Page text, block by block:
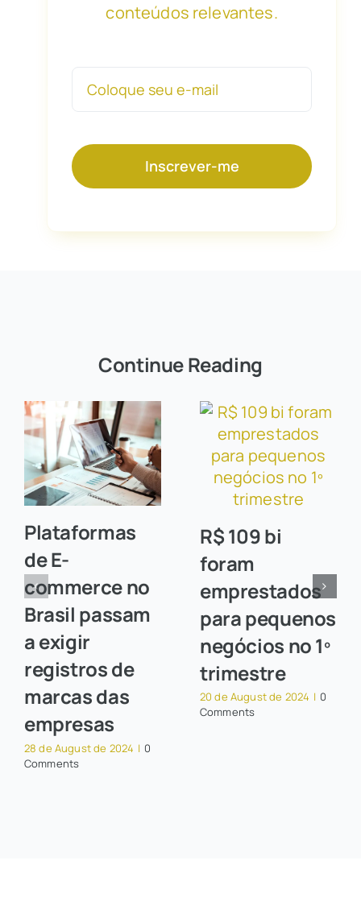
conteúdos relevantes.
Inscrever-me
Continue Reading
Plataformas
de E-
commerce no
Brasil passam
a exigir
registros de
marcas das
empresas
28 de August de 2024 | 0
Comments
R$ 109 bi
foram
emprestados
para pequenos
negócios no 1º
trimestre
20 de August de 2024 | 0
Comments